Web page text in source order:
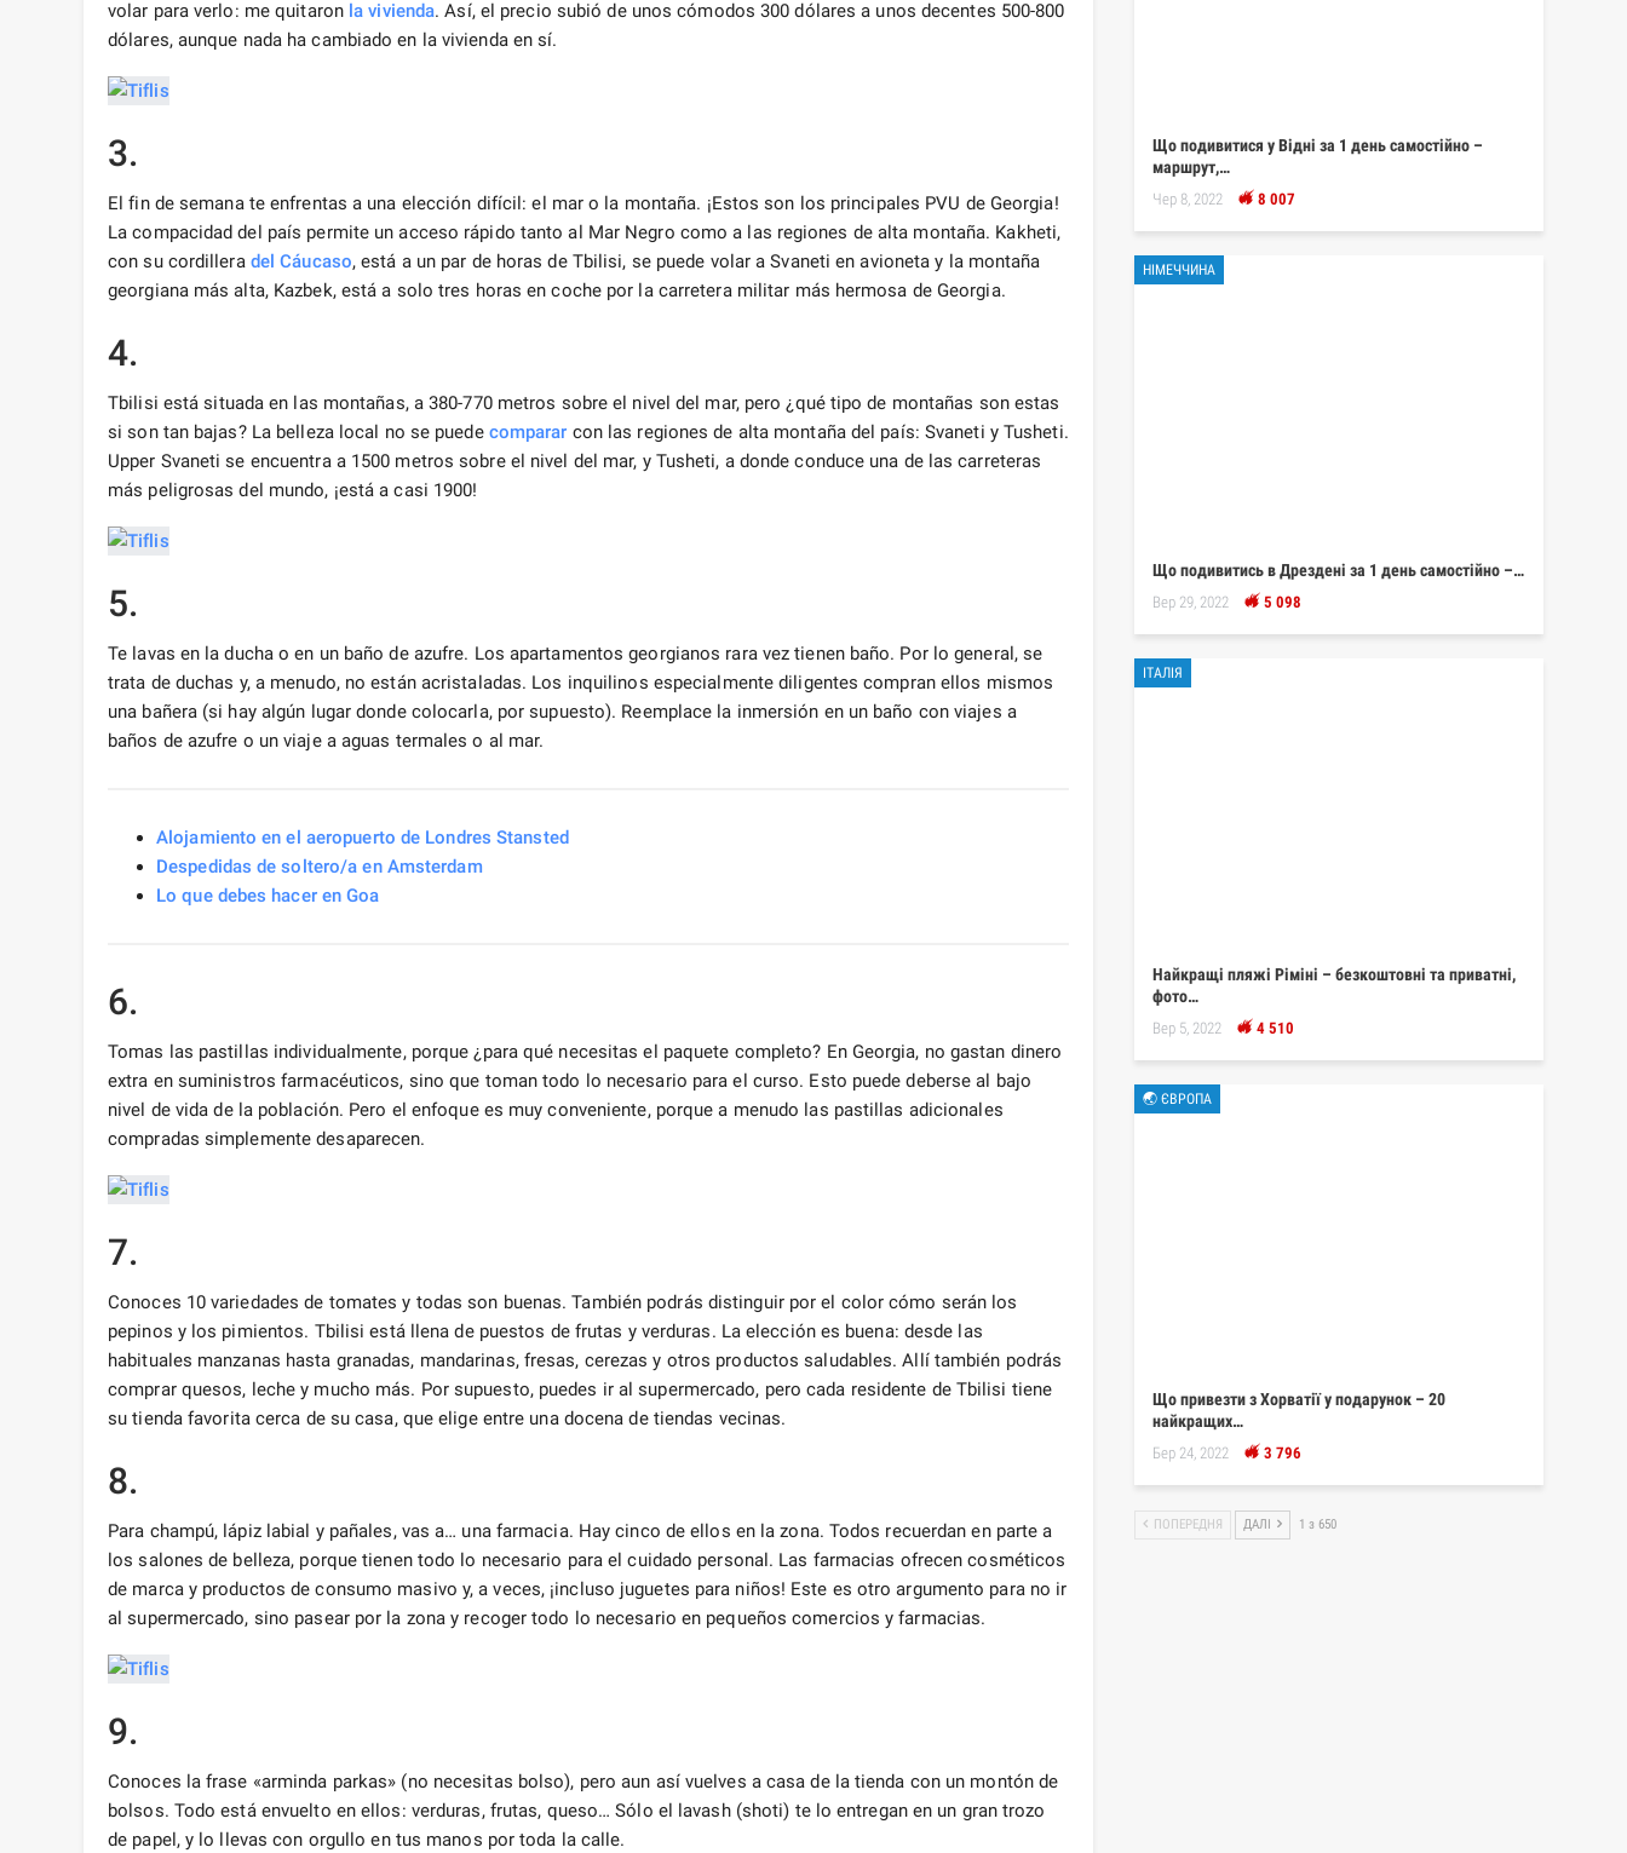
volar para verlo: me quitaron la vivienda. Así, el precio subió de unos cómodos 300 dólares a unos decentes 500-800
dólares, aunque nada ha cambiado en la vivienda en sí.
3.
El fin de semana te enfrentas a una elección difícil: el mar o la montaña. ¡Estos son los principales PVU de Georgia!
La compacidad del país permite un acceso rápido tanto al Mar Negro como a las regiones de alta montaña. Kakheti,
con su cordillera del Cáucaso, está a un par de horas de Tbilisi, se puede volar a Svaneti en avioneta y la montaña
georgiana más alta, Kazbek, está a solo tres horas en coche por la carretera militar más hermosa de Georgia.
4.
Tbilisi está situada en las montañas, a 380-770 metros sobre el nivel del mar, pero ¿qué tipo de montañas son estas
si son tan bajas? La belleza local no se puede comparar con las regiones de alta montaña del país: Svaneti y Tusheti.
Upper Svaneti se encuentra a 1500 metros sobre el nivel del mar, y Tusheti, a donde conduce una de las carreteras
más peligrosas del mundo, ¡está a casi 1900!
5.
Te lavas en la ducha o en un baño de azufre. Los apartamentos georgianos rara vez tienen baño. Por lo general, se
trata de duchas y, a menudo, no están acristaladas. Los inquilinos especialmente diligentes compran ellos mismos
una bañera (si hay algún lugar donde colocarla, por supuesto). Reemplace la inmersión en un baño con viajes a
baños de azufre o un viaje a aguas termales o al mar.
Alojamiento en el aeropuerto de Londres Stansted
Despedidas de soltero/a en Amsterdam
Lo que debes hacer en Goa
6.
Tomas las pastillas individualmente, porque ¿para qué necesitas el paquete completo? En Georgia, no gastan dinero
extra en suministros farmacéuticos, sino que toman todo lo necesario para el curso. Esto puede deberse al bajo
nivel de vida de la población. Pero el enfoque es muy conveniente, porque a menudo las pastillas adicionales
compradas simplemente desaparecen.
7.
Conoces 10 variedades de tomates y todas son buenas. También podrás distinguir por el color cómo serán los
pepinos y los pimientos. Tbilisi está llena de puestos de frutas y verduras. La elección es buena: desde las
habituales manzanas hasta granadas, mandarinas, fresas, cerezas y otros productos saludables. Allí también podrás
comprar quesos, leche y mucho más. Por supuesto, puedes ir al supermercado, pero cada residente de Tbilisi tiene
su tienda favorita cerca de su casa, que elige entre una docena de tiendas vecinas.
8.
Para champú, lápiz labial y pañales, vas a… una farmacia. Hay cinco de ellos en la zona. Todos recuerdan en parte a
los salones de belleza, porque tienen todo lo necesario para el cuidado personal. Las farmacias ofrecen cosméticos
de marca y productos de consumo masivo y, a veces, ¡incluso juguetes para niños! Este es otro argumento para no ir
al supermercado, sino pasear por la zona y recoger todo lo necesario en pequeños comercios y farmacias.
9.
Conoces la frase «arminda parkas» (no necesitas bolso), pero aun así vuelves a casa de la tienda con un montón de
bolsos. Todo está envuelto en ellos: verduras, frutas, queso… Sólo el lavash (shoti) te lo entregan en un gran trozo
de papel, y lo llevas con orgullo en tus manos por toda la calle.
Що подивитися у Відні за 1 день самостійно –
маршрут,…
Чер 8, 2022 8 007
НІМЕЧЧИНА
Що подивитись в Дрездені за 1 день самостійно –…
Вер 29, 2022 5 098
ІТАЛІЯ
Найкращі пляжі Ріміні – безкоштовні та приватні,
фото…
Вер 5, 2022 4 510
🌏 ЄВРОПА
Що привезти з Хорватії у подарунок – 20
найкращих…
Бер 24, 2022 3 796
ПОПЕРЕДНЯ ДАЛІ 1 з 650